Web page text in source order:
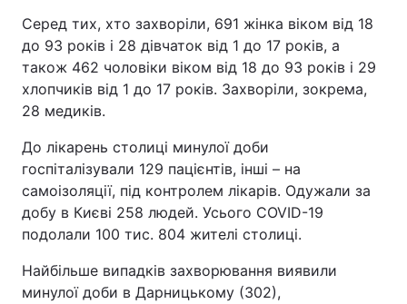
Серед тих, хто захворіли, 691 жінка віком від 18
до 93 років і 28 дівчаток від 1 до 17 років, а
також 462 чоловіки віком від 18 до 93 років і 29
хлопчиків від 1 до 17 років. Захворіли, зокрема,
28 медиків.
До лікарень столиці минулої доби
госпіталізували 129 пацієнтів, інші – на
самоізоляції, під контролем лікарів. Одужали за
добу в Києві 258 людей. Усього COVID-19
подолали 100 тис. 804 жителі столиці.
Найбільше випадків захворювання виявили
минулої доби в Дарницькому (302),